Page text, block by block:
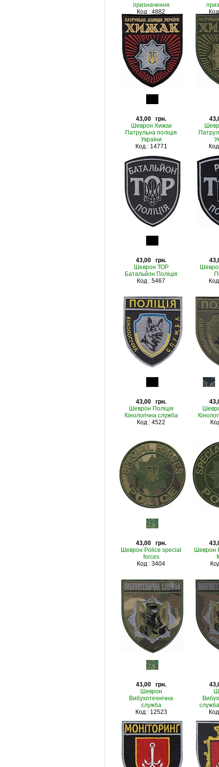
призначення
Код : 4882
43,00 грн.
Шеврон Хижак
Патрульна поліція
України
Код : 14771
43,00 грн.
Шеврон ТОР
Батальйон Поліція
Код : 5467
43,00 грн.
Шеврон Поліція
Кінологічна служба
Код : 4522
43,00 грн.
Шеврон Police special
forces
Код : 3404
Шеврон
43,00 грн.
Шеврон
Вибухотехнічна
служба
Код : 12523